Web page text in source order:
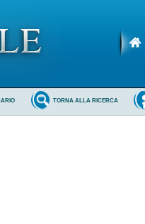
TORNA ALLA RICERCA